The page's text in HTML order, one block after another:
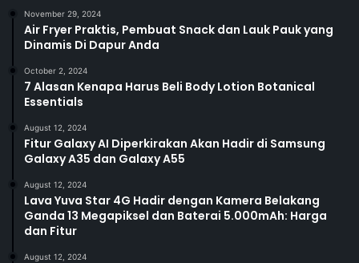
November 29, 2024
Air Fryer Praktis, Pembuat Snack dan Lauk Pauk yang
Dinamis Di Dapur Anda
October 2, 2024
7 Alasan Kenapa Harus Beli Body Lotion Botanical
Essentials
August 12, 2024
Fitur Galaxy AI Diperkirakan Akan Hadir di Samsung
Galaxy A35 dan Galaxy A55
August 12, 2024
Lava Yuva Star 4G Hadir dengan Kamera Belakang
Ganda 13 Megapiksel dan Baterai 5.000mAh: Harga
dan Fitur
August 12, 2024